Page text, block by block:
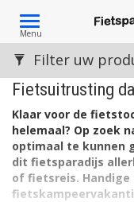
Toggle
navigation
Menu
Fietsuitrusting
Klaar voor de
helemaal? Op zoek
optimaal te kunnen
dit fietsparadijs
of fietsreis. Handige
Filter uw